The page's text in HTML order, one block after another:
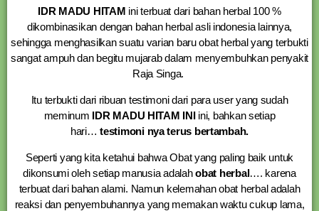
IDR MADU HITAM ini terbuat dari bahan herbal 100 %
dikombinasikan dengan bahan herbal asli indonesia lainnya,
sehingga menghasilkan suatu varian baru obat herbal yang terbukti
sangat ampuh dan begitu mujarab dalam menyembuhkan penyakit
Raja Singa.
Itu terbukti dari ribuan testimoni dari para user yang sudah
meminum IDR MADU HITAM INIini, bahkan setiap
hari…testimoni nya terus bertambah.
Seperti yang kita ketahui bahwa Obat yang paling baik untuk
dikonsumi oleh setiap manusia adalahobat herbal…. karena
terbuat dari bahan alami. Namun kelemahan obat herbal adalah
reaksi dan penyembuhannya yang memakan waktu cukup lama,